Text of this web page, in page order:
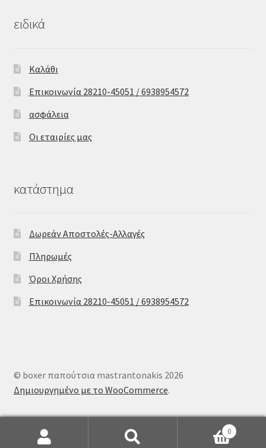
ειδικά
Καλάθι
Επικοινωνία 28210-45051 / 6938954572
ασφάλεια
Οι εταιρίες μας
κατάστημα
Δωρεάν Αποστολές-Αλλαγές
Πληρωμές
Όροι Χρήσης
Επικοινωνία 28210-45051 / 6938954572
© boxer παπούτσια mastrantonakis 2026
Δημιουργημένο με το WooCommerce.
Αναζήτηση
Αναζήτηση
0